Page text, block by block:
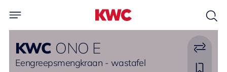
KWC ONO E
Eengreepsmengkraan - wastafel